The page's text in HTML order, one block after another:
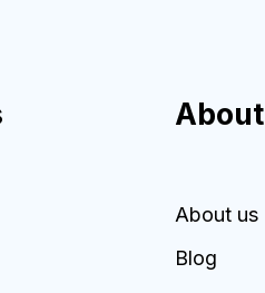
About
About us
Blog